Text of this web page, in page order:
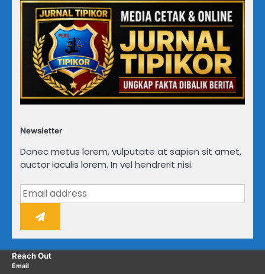
Newsletter
Donec metus lorem, vulputate at sapien sit amet,
auctor iaculis lorem. In vel hendrerit nisi.
Reach Out
Email